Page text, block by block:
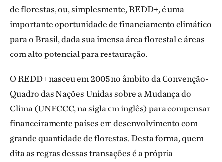
de florestas, ou, simplesmente, REDD+, é uma
importante oportunidade de financiamento climático
para o Brasil, dada sua imensa área florestal e áreas
com alto potencial para restauração.
O REDD+ nasceu em 2005 no âmbito da Convenção-
Quadro das Nações Unidas sobre a Mudança do
Clima (UNFCCC, na sigla em inglês) para compensar
financeiramente países em desenvolvimento com
grande quantidade de florestas. Desta forma, quem
dita as regras dessas transações é a própria